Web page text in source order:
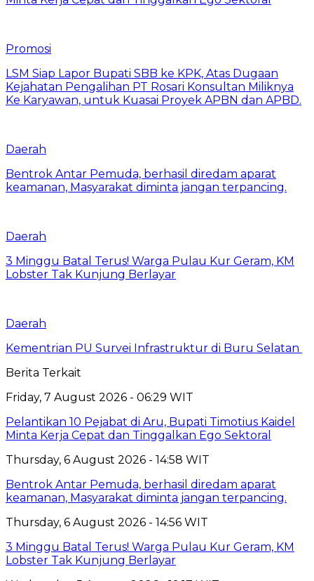
Promosi
LSM Siap Lapor Bupati SBB ke KPK, Atas Dugaan
Kejahatan Pengalihan PT Rosari Konsultan Miliknya
Ke Karyawan, untuk Kuasai Proyek APBN dan APBD.
Daerah
Bentrok Antar Pemuda, berhasil diredam aparat
keamanan, Masyarakat diminta jangan terpancing.
Daerah
3 Minggu Batal Terus! Warga Pulau Kur Geram, KM
Lobster Tak Kunjung Berlayar
Daerah
Kementrian PU Survei Infrastruktur di Buru Selatan
Berita Terkait
Friday, 7 August 2026 - 06:29 WIT
Pelantikan 10 Pejabat di Aru, Bupati Timotius Kaidel
Minta Kerja Cepat dan Tinggalkan Ego Sektoral
Thursday, 6 August 2026 - 14:58 WIT
Bentrok Antar Pemuda, berhasil diredam aparat
keamanan, Masyarakat diminta jangan terpancing.
Thursday, 6 August 2026 - 14:56 WIT
3 Minggu Batal Terus! Warga Pulau Kur Geram, KM
Lobster Tak Kunjung Berlayar